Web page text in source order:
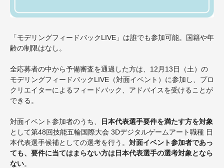
「モデリングフィードバックLIVE」は誰でも参加可能。国籍や年
齢の制限はなし。
全応募者の中から予備審査を通過した方は、 12月13日
（土）の
モデリングフィードバックLIVE（対面イベント）に参加 し、プロ
クリエイターによるフィードバック、アドバイスを受けることが
できる。
対面イベント参加者のうち、 日本代表選手要件を満たす方を対象
として第48回技能五輪国際大会 3Dデジタルゲームアート職種 日
本代表選手候補としての選考を行う。 対面イベント参加者であっ
ても、 要件に当てはまらない方は日本代表選手の選考対象となら
ない。